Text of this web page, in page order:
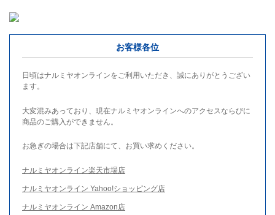
お客様各位
日頃はナルミヤオンラインをご利用いただき、誠にありがとうござい
ます。
大変混みあっており、現在ナルミヤオンラインへのアクセスならびに
商品のご購入ができません。
お急ぎの場合は下記店舗にて、お買い求めください。
ナルミヤオンライン楽天市場店
ナルミヤオンライン Yahoo!ショッピング店
ナルミヤオンライン Amazon店